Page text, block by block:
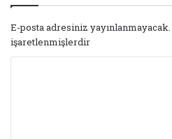
E-posta adresiniz yayınlanmayacak.
işaretlenmişlerdir